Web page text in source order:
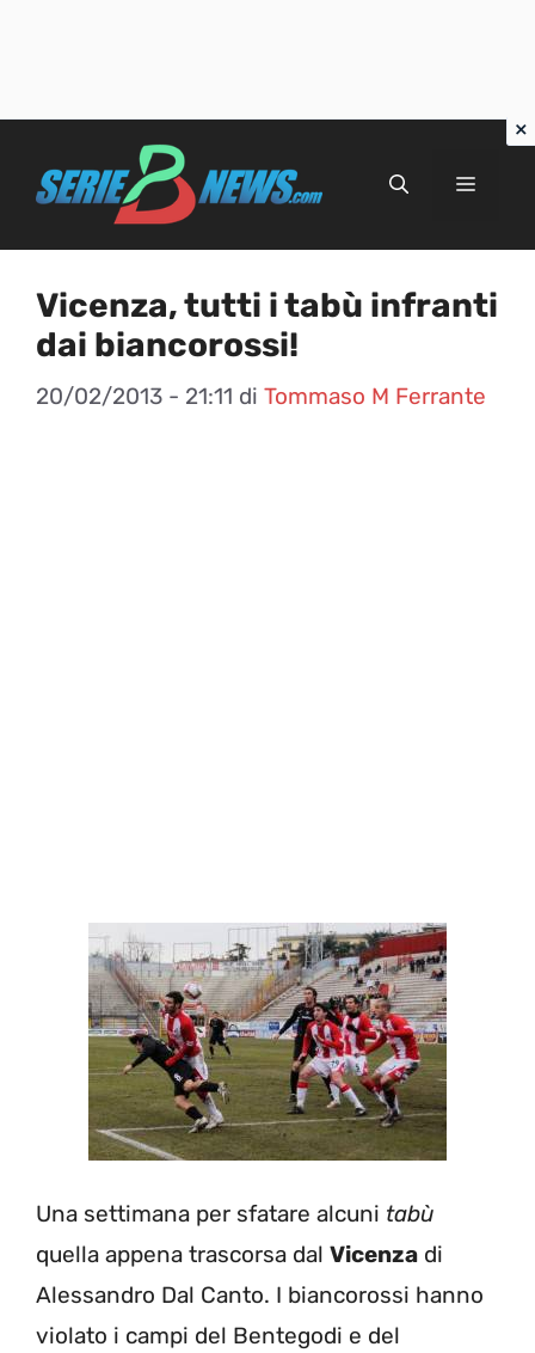
Menu
Vicenza, tutti i tabù infranti
dai biancorossi!
20/02/2013 - 21:11 di Tommaso M Ferrante
Una settimana per sfatare alcuni tabù
quella appena trascorsa dal Vicenza di
Alessandro Dal Canto. I biancorossi hanno
violato i campi del Bentegodi e del